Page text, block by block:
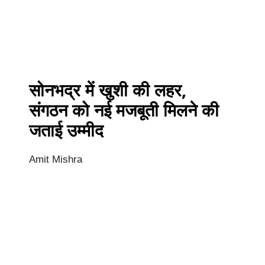
सोनभद्र में खुशी की लहर,
संगठन को नई मजबूती मिलने की
जताई उम्मीद
Amit Mishra